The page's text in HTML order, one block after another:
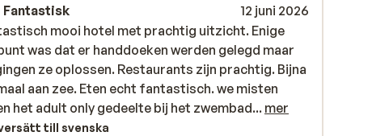
Fantastisk
12 juni 2026
mooi hotel met prachtig uitzicht. Enige
was dat er handdoeken werden gelegd maar
ze oplossen. Restaurants zijn prachtig. Bijna
aan zee. Eten echt fantastisch. we misten
het adult only gedeelte bij het zwembad maar
ze ook aan werken. download hun e-
mooi hotel met prachtig uitzicht. Enige
was dat er handdoeken werden gelegd maar
ze oplossen. Restaurants zijn prachtig. Bijna
aan zee. Eten echt fantastisch. we misten
het adult only gedeelte bij het zwembad... mer
till svenska